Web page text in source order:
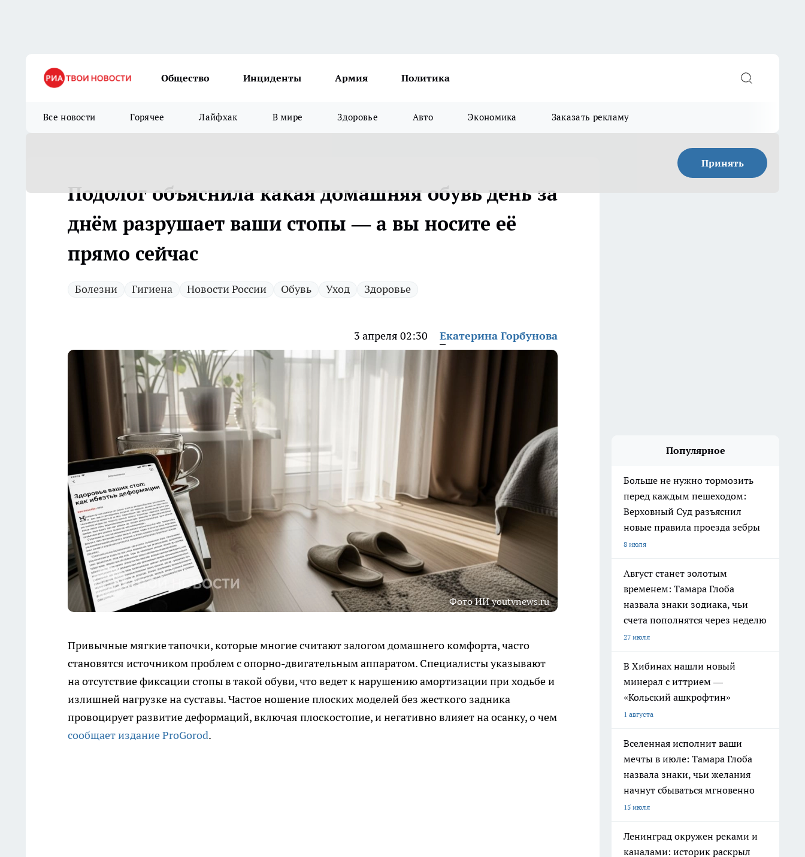
Общество Инциденты Армия Политика
Все новости Горячее Лайфхак В мире Здоровье Авто Экономика Заказать рекламу
Принять
Подолог объяснила какая домашняя обувь день за
днём разрушает ваши стопы — а вы носите её
прямо сейчас
Болезни Гигиена Новости России Обувь Уход Здоровье
3 апреля 02:30 Екатерина Горбунова
Фото ИИ youtvnews.ru
Привычные мягкие тапочки, которые многие считают залогом домашнего комфорта, часто
становятся источником проблем с опорно-двигательным аппаратом. Специалисты указывают
на отсутствие фиксации стопы в такой обуви, что ведет к нарушению амортизации при ходьбе и
излишней нагрузке на суставы. Частое ношение плоских моделей без жесткого задника
провоцирует развитие деформаций, включая плоскостопие, и негативно влияет на осанку, о чем
сообщает издание ProGorod.
Популярное
Больше не нужно тормозить
перед каждым пешеходом:
Верховный Суд разъяснил
новые правила проезда зебры
8 июля
Август станет золотым
временем: Тамара Глоба
назвала знаки зодиака, чьи
счета пополнятся через неделю
27 июля
В Хибинах нашли новый
минерал с иттрием —
«Кольский ашкрофтин»
1 августа
Вселенная исполнит ваши
мечты в июле: Тамара Глоба
назвала знаки, чьи желания
начнут сбываться мгновенно
15 июля
Ленинград окружен реками и
каналами: историк раскрыл